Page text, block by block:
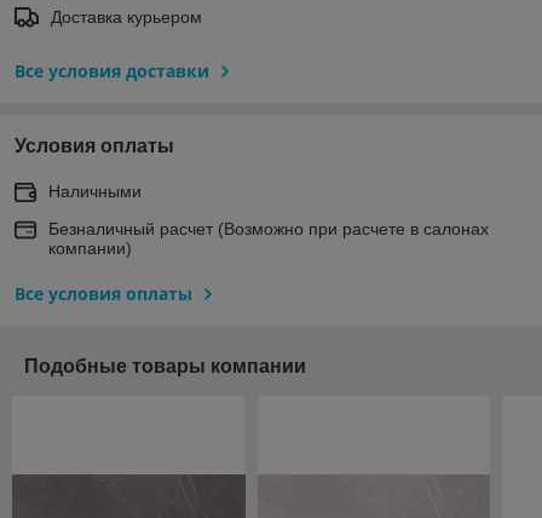
Доставка курьером
Все условия доставки
Условия оплаты
Наличными
Безналичный расчет (Возможно при расчете в салонах
компании)
Все условия оплаты
Подобные товары компании